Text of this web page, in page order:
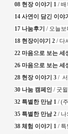
08 현장 이야기 1 / 배
14 사연이 담긴 이야
17 나눔후기 / 오늘보
18 현장이야기 2 / 다
22 마음으로 보는 세
26 마음으로 보는 세
28 현장 이야기 3 /
30 나눔 캠페인 / 굿
32 특별한 만남 1 / (
35 특별한 만남 2 / 나
38 체험 이야기 1 / 특